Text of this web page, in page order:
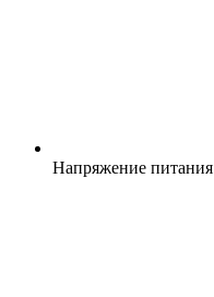
Напряжение питания